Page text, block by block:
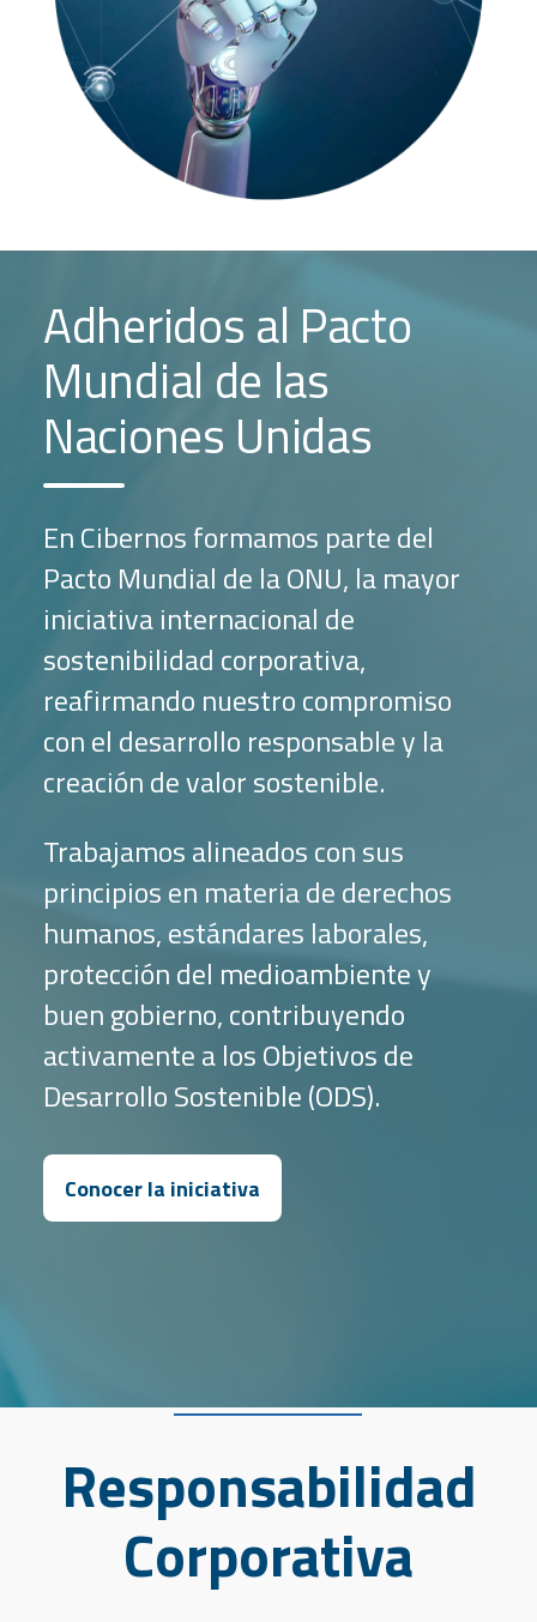
Adheridos al Pacto
Mundial de las
Naciones Unidas
En Cibernos formamos parte del
Pacto Mundial de la ONU, la mayor
iniciativa internacional de
sostenibilidad corporativa,
reafirmando nuestro compromiso
con el desarrollo responsable y la
creación de valor sostenible.
Trabajamos alineados con sus
principios en materia de derechos
humanos, estándares laborales,
protección del medioambiente y
buen gobierno, contribuyendo
activamente a los Objetivos de
Desarrollo Sostenible (ODS).
Conocer la iniciativa
Responsabilidad
Corporativa